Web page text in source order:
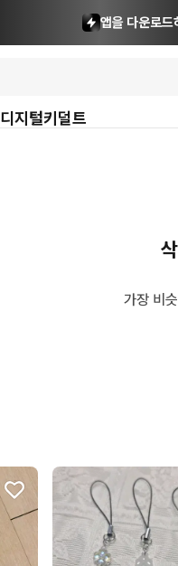
앱을 다운로드
디지털키덜트
가장 비